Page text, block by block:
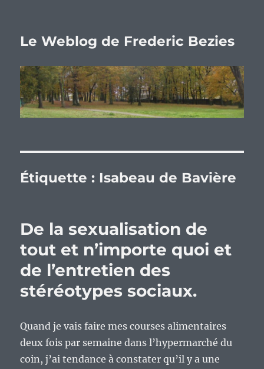
Le Weblog de Frederic Bezies
Étiquette : Isabeau de Bavière
De la sexualisation de
tout et n’importe quoi et
de l’entretien des
stéréotypes sociaux.
Quand je vais faire mes courses alimentaires
deux fois par semaine dans l’hypermarché du
coin, j’ai tendance à constater qu’il y a une